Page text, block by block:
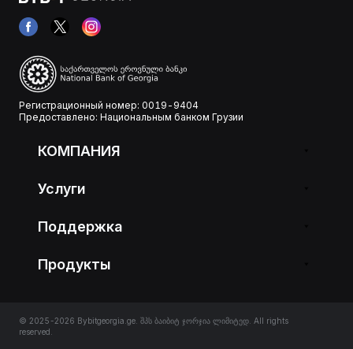
Регистрационный номер: 0019-9404
Предоставлено: Национальным банком Грузии
КОМПАНИЯ
Услуги
Поддержка
Продукты
© 2025-2026 Bybitgeorgia.ge. შპს ბაიბიტ ჯორჯია ლიმიტედ. All rights
reserved.